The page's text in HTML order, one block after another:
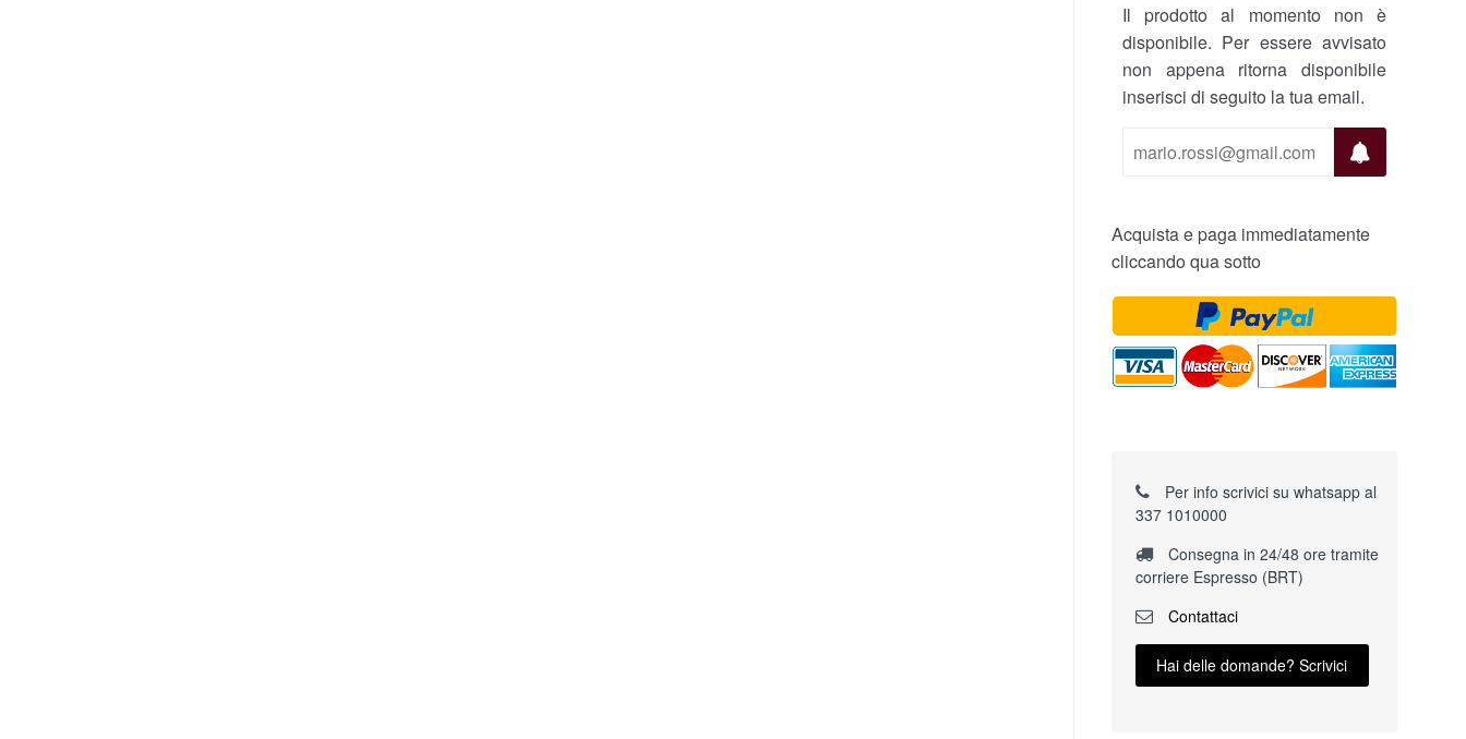
Il prodotto al momento non è
disponibile. Per essere avvisato
non appena ritorna disponibile
inserisci di seguito la tua email.
Acquista e paga immediatamente
cliccando qua sotto
Per info scrivici su whatsapp al
337 1010000
Consegna in 24/48 ore tramite
corriere Espresso (BRT)
Contattaci
Hai delle domande? Scrivici